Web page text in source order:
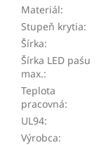
Materiál:
Stupeň krytia:
Šírka:
Šírka LED paśu
max.:
Teplota
pracovná:
UL94:
Výrobca: